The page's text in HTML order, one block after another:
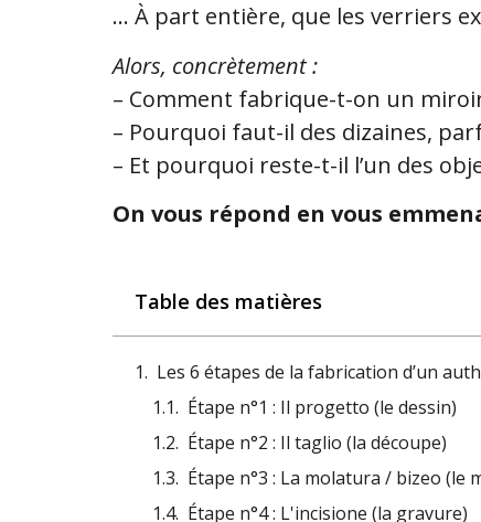
… À part entière, que les verriers
Alors, concrètement :
– Comment fabrique-t-on un
– Pourquoi faut-il des dizaines,
– Et pourquoi reste-t-il l’un des
On vous répond en vous
Table des matières
Les 6 étapes de la fabrication d’un
Étape n°1 : Il progetto (le dessin)
Étape n°2 : Il taglio (la découpe)
Étape n°3 : La molatura / bizeo (le
Étape n°4 : L'incisione (la gravure)